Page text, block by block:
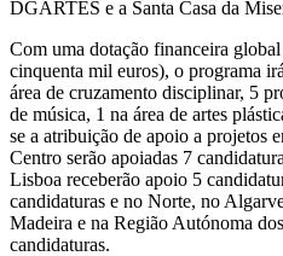
DGARTES e a Santa Casa da
Com uma dotação financeira
cinquenta mil euros), o programa
área de cruzamento disciplinar, 5
de música, 1 na área de artes
se a atribuição de apoio a projetos
Centro serão apoiadas 7
Lisboa receberão apoio 5
candidaturas e no Norte, no
Madeira e na Região Autónoma
candidaturas.